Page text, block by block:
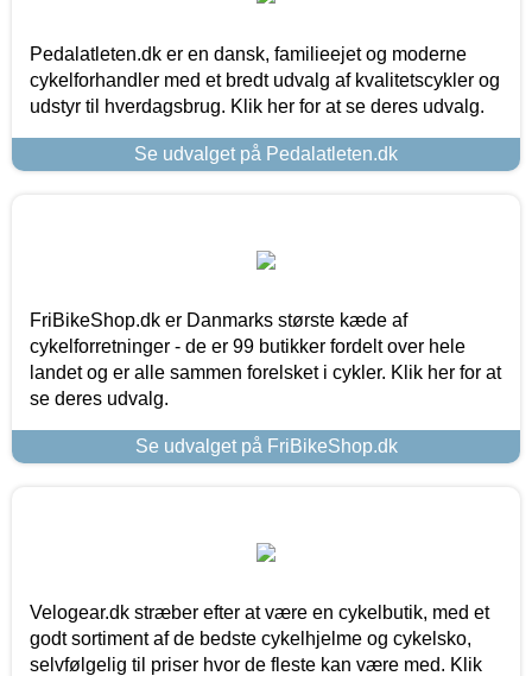
Pedalatleten.dk er en dansk, familieejet og moderne
cykelforhandler med et bredt udvalg af kvalitetscykler og
udstyr til hverdagsbrug. Klik her for at se deres udvalg.
Se udvalget på Pedalatleten.dk
FriBikeShop.dk er Danmarks største kæde af
cykelforretninger - de er 99 butikker fordelt over hele
landet og er alle sammen forelsket i cykler. Klik her for at
se deres udvalg.
Se udvalget på FriBikeShop.dk
Velogear.dk stræber efter at være en cykelbutik, med et
godt sortiment af de bedste cykelhjelme og cykelsko,
selvfølgelig til priser hvor de fleste kan være med. Klik